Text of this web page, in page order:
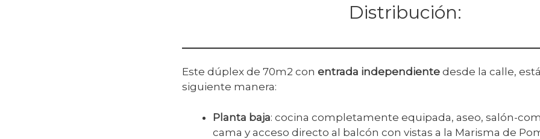
Distribución:
Este dúplex de 70m2 con entrada independiente desde la calle,
siguiente manera:
Planta baja: cocina completamente equipada, aseo, salón-
cama y acceso directo al balcón con vistas a la Marisma de